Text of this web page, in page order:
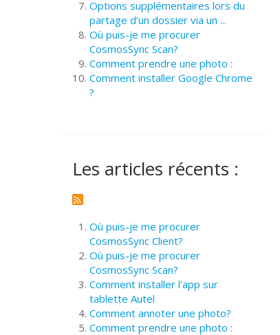
Options supplémentaires lors du
partage d’un dossier via un ...
Où puis-je me procurer
CosmosSync Scan?
Comment prendre une photo :
Comment installer Google Chrome
?
Les articles récents :
Où puis-je me procurer
CosmosSync Client?
Où puis-je me procurer
CosmosSync Scan?
Comment installer l'app sur
tablette Autel
Comment annoter une photo?
Comment prendre une photo :